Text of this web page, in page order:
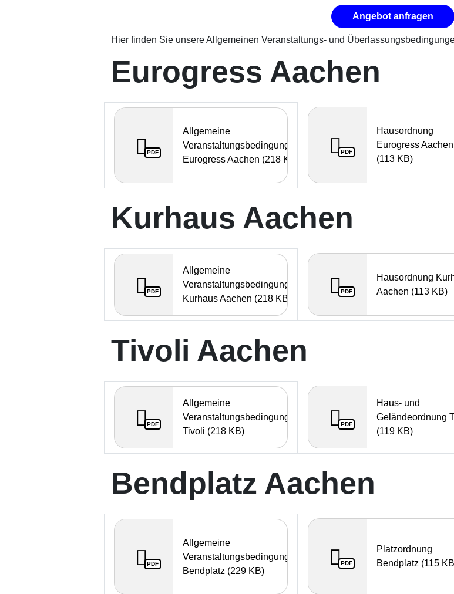
Angebot anfragen
Hier finden Sie unsere Allgemeinen Veranstaltungs- und
Eurogress Aachen
PDF
Allgemeine
Veranstaltungsbedingungen
Eurogress Aachen (218 KB)
PDF
Hausordnung
Eurogress Aachen
(113 KB)
Kurhaus Aachen
PDF
Allgemeine
Veranstaltungsbedingungen
Kurhaus Aachen (218 KB)
PDF
Hausordnung
Aachen (113 KB)
Tivoli Aachen
PDF
Allgemeine
Veranstaltungsbedingungen
Tivoli (218 KB)
PDF
Haus- und
Geländeordnung
(119 KB)
Bendplatz Aachen
PDF
Allgemeine
Veranstaltungsbedingungen
Bendplatz (229 KB)
PDF
Platzordnung
Bendplatz (115